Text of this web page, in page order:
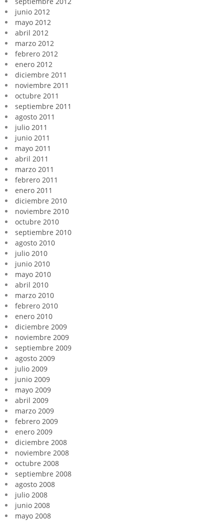
junio 2012
mayo 2012
abril 2012
marzo 2012
febrero 2012
enero 2012
diciembre 2011
noviembre 2011
octubre 2011
septiembre 2011
agosto 2011
julio 2011
junio 2011
mayo 2011
abril 2011
marzo 2011
febrero 2011
enero 2011
diciembre 2010
noviembre 2010
octubre 2010
septiembre 2010
agosto 2010
julio 2010
junio 2010
mayo 2010
abril 2010
marzo 2010
febrero 2010
enero 2010
diciembre 2009
noviembre 2009
septiembre 2009
agosto 2009
julio 2009
junio 2009
mayo 2009
abril 2009
marzo 2009
febrero 2009
enero 2009
diciembre 2008
noviembre 2008
octubre 2008
septiembre 2008
agosto 2008
julio 2008
junio 2008
mayo 2008